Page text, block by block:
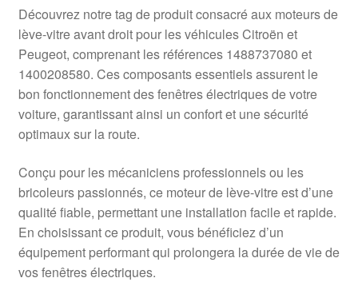
Livraison internationale
Mon compte
Paiements
Panier
Plainte
Politique de confidentialité
Procédure de Réclamation
Découvrez notre tag de produit consacré aux moteurs de
lève-vitre avant droit pour les véhicules Citroën et
Peugeot, comprenant les références 1488737080 et
1400208580. Ces composants essentiels assurent le
bon fonctionnement des fenêtres électriques de votre
voiture, garantissant ainsi un confort et une sécurité
optimaux sur la route.
Conçu pour les mécaniciens professionnels ou les
bricoleurs passionnés, ce moteur de lève-vitre est d’une
qualité fiable, permettant une installation facile et rapide.
En choisissant ce produit, vous bénéficiez d’un
équipement performant qui prolongera la durée de vie de
vos fenêtres électriques.